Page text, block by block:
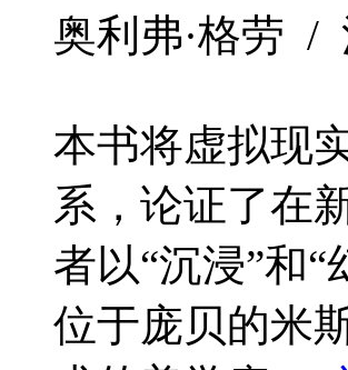
奥利弗·格劳 /
本书将虚拟现
系，论证了在
者以“沉浸”和
位于庞贝的米